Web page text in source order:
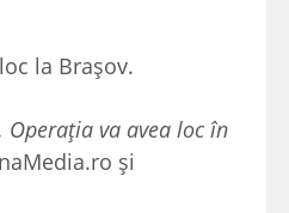
la Brașov.
va avea loc în
și